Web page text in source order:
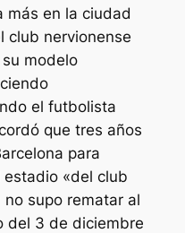
más en la ciudad
club nervionense
modelo
el futbolista
que tres años
para
estadio «del club
no supo rematar al
del 3 de diciembre